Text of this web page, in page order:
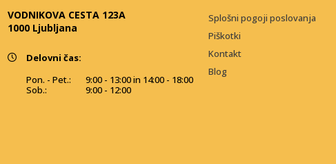
VODNIKOVA CESTA 123A
1000 Ljubljana
Delovni čas:
Pon. - Pet.:
Sob.:
9:00 - 13:00 in 14:00 - 18:00
9:00 - 12:00
Splošni pogoji poslovanja
Piškotki
Kontakt
Blog